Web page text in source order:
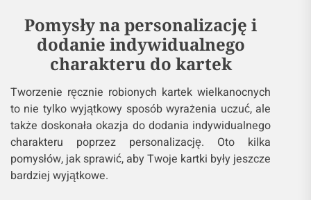
Pomysły na personalizację i
dodanie indywidualnego
charakteru do kartek
Tworzenie ręcznie robionych kartek wielkanocnych
to nie tylko wyjątkowy sposób wyrażenia uczuć, ale
także doskonała okazja do dodania indywidualnego
charakteru poprzez personalizację. Oto kilka
pomysłów, jak sprawić, aby Twoje kartki były jeszcze
bardziej wyjątkowe.